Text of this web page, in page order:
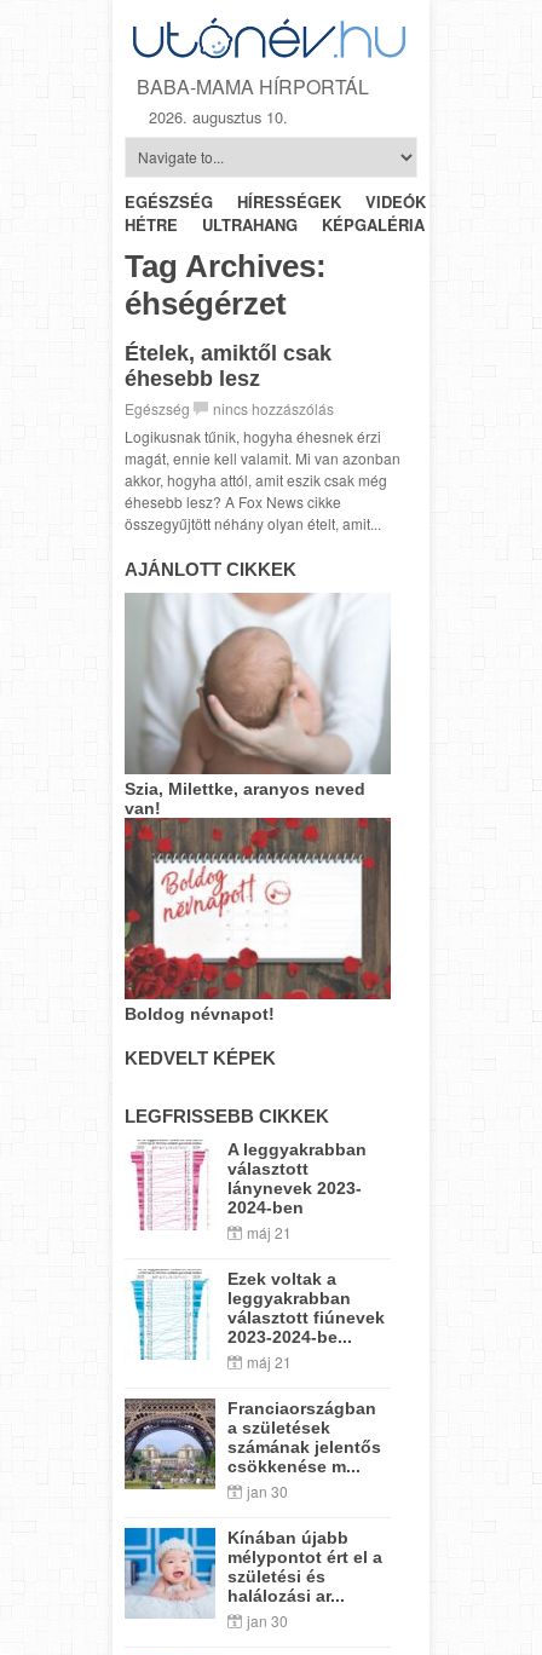
BABA-MAMA HÍRPORTÁL
2026. augusztus 10.
EGÉSZSÉG HÍRESSÉGEK VIDEÓK
HÉTRŐL-
HÉTRE
ULTRAHANG KÉPGALÉRIA
Tag Archives:
éhségérzet
Ételek, amiktől csak
éhesebb lesz
Egészség
nincs hozzászólás
Logikusnak tűnik, hogyha éhesnek érzi
magát, ennie kell valamit. Mi van azonban
akkor, hogyha attól, amit eszik csak még
éhesebb lesz? A Fox News cikke
összegyűjtött néhány olyan ételt, amit...
AJÁNLOTT CIKKEK
Szia, Milettke, aranyos neved
van!
Boldog névnapot!
KEDVELT KÉPEK
LEGFRISSEBB CIKKEK
A leggyakrabban
választott
lánynevek 2023-
2024-ben
máj 21
Ezek voltak a
leggyakrabban
választott fiúnevek
2023-2024-be...
máj 21
Franciaországban
a születések
számának jelentős
csökkenése m...
jan 30
Kínában újabb
mélypontot ért el a
születési és
halálozási ar...
jan 30